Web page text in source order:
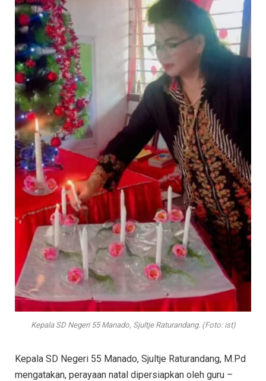
Kepala SD Negeri 55 Manado, Sjultje Raturandang. (Foto: ist)
Kepala SD Negeri 55 Manado, Sjultje Raturandang, M.Pd
mengatakan, perayaan natal dipersiapkan oleh guru –